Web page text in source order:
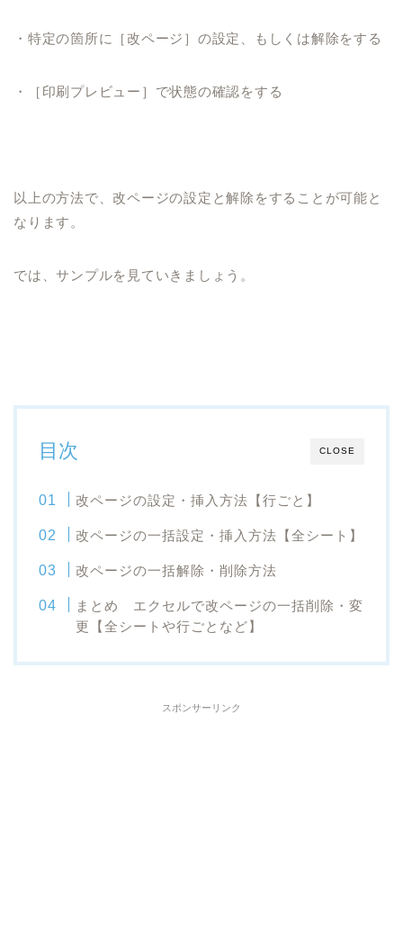
・特定の箇所に［改ページ］の設定、もしくは解除をする
・［印刷プレビュー］で状態の確認をする
以上の方法で、改ページの設定と解除をすることが可能と
なります。
では、サンプルを見ていきましょう。
CLOSE
目次
改ページの設定・挿入方法【行ごと】
改ページの一括設定・挿入方法【全シート】
改ページの一括解除・削除方法
まとめ エクセルで改ページの一括削除・変
更【全シートや行ごとなど】
スポンサーリンク